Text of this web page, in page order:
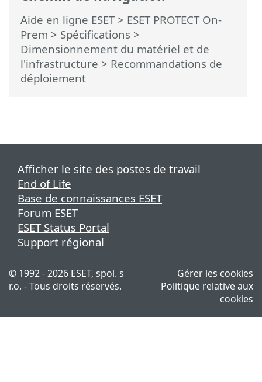
Aide en ligne ESET> ESET PROTECT On-
Prem > Spécifications >
Dimensionnement du matériel et de
l'infrastructure > Recommandations de
déploiement
Afficher le site des postes de travail
End of Life
Base de connaissances ESET
Forum ESET
ESET Status Portal
Support régional
© 1992 - 2026 ESET, spol. s
r.o. - Tous droits réservés.
Gérer les cookies
Politique relative aux
cookies